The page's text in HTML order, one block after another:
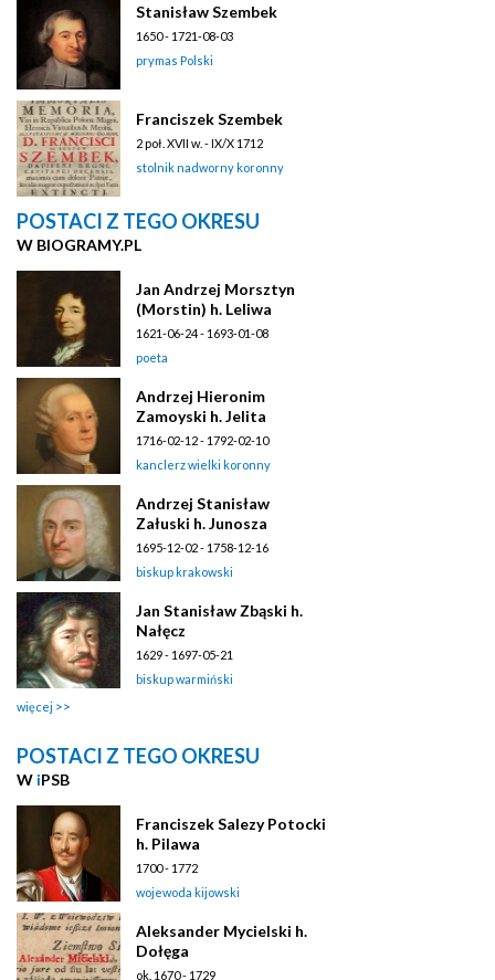
Stanisław Szembek
1650 - 1721-08-03
prymas Polski
Franciszek Szembek
2 poł. XVII w. - IX/X 1712
stolnik nadworny koronny
POSTACI Z TEGO OKRESU
W BIOGRAMY.PL
Jan Andrzej Morsztyn
(Morstin) h. Leliwa
1621-06-24 - 1693-01-08
poeta
Andrzej Hieronim
Zamoyski h. Jelita
1716-02-12 - 1792-02-10
kanclerz wielki koronny
Andrzej Stanisław
Załuski h. Junosza
1695-12-02 - 1758-12-16
biskup krakowski
Jan Stanisław Zbąski h.
Nałęcz
1629 - 1697-05-21
biskup warmiński
więcej
POSTACI Z TEGO OKRESU
W iPSB
Franciszek Salezy Potocki
h. Pilawa
1700 - 1772
wojewoda kijowski
Aleksander Mycielski h.
Dołęga
ok. 1670 - 1729